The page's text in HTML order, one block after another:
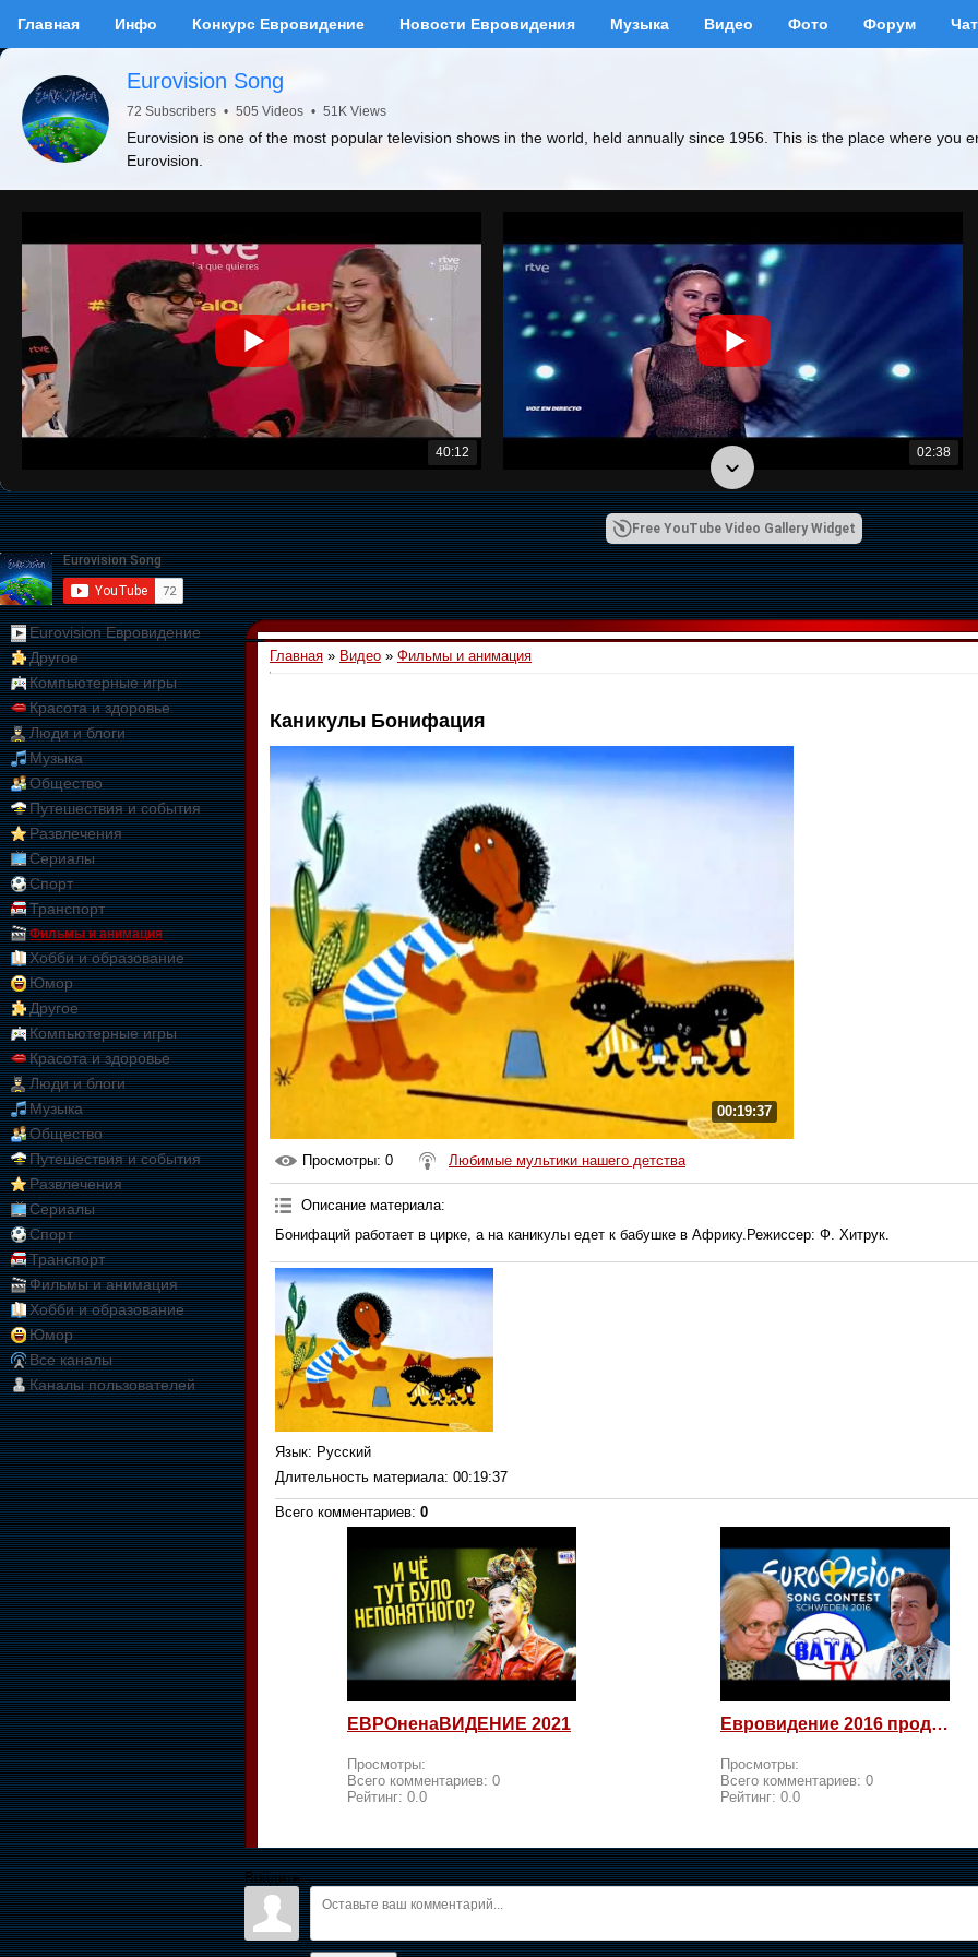
Главная Инфо Конкурс Евровидение Новости Евровидения Музыка Видео Фото Форум Чат
Eurovision Song
72 Subscribers • 505 Videos • 51K Views
Eurovision is one of the most popular television shows in the world, held annually since 1956. This is the place where you
Eurovision.
40:12 02:38
01:09:10
Free YouTube Video Gallery Widget
Eurovision Евровидение
Другое
Компьютерные игры
Красота и здоровье
Люди и блоги
Музыка
Общество
Путешествия и события
Развлечения
Сериалы
Спорт
Транспорт
Фильмы и анимация
Хобби и образование
Юмор
Другое
Компьютерные игры
Красота и здоровье
Люди и блоги
Музыка
Общество
Путешествия и события
Развлечения
Сериалы
Спорт
Транспорт
Фильмы и анимация
Хобби и образование
Юмор
Все каналы
Каналы пользователей
Главная » Видео » Фильмы и анимация
Каникулы Бонифация
00:19:37
Просмотры: 0 Любимые мультики нашего детства
Описание материала:
Бонифаций работает в цирке, а на каникулы едет к бабушке в Африку.Режиссер: Ф. Хитрук.
Язык: Русский
Длительность материала: 00:19:37
Всего комментариев: 0
ЕВРОненаВИДЕНИЕ 2021
Просмотры:
Всего комментариев: 0
Рейтинг: 0.0
Евровидение 2016 продолжается! Россия возмущается и посылает
Просмотры:
Всего комментариев: 0
Рейтинг: 0.0
Войдите: